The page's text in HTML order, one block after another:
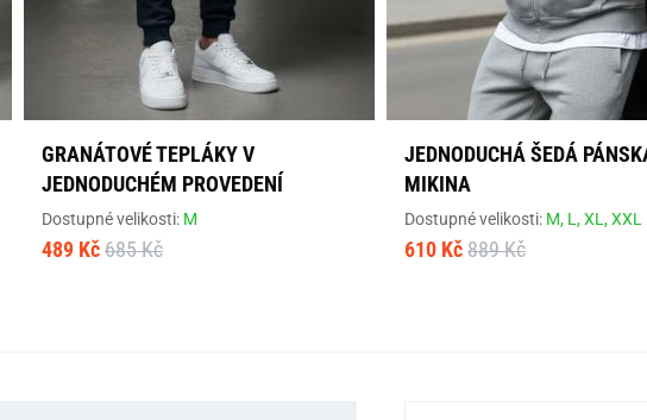
GRANÁTOVÉ TEPLÁKY V
JEDNODUCHÉM PROVEDENÍ
Dostupné velikosti: M
489 Kč 685 Kč
JEDNODUCHÁ ŠEDÁ
MIKINA
Dostupné velikosti: M, L,XL,XXL
610 Kč 889 Kč